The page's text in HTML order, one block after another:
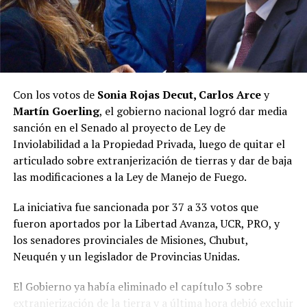
“Hoy, la política misionera se transformó, ve otras
cosas. Y aquel espacio político, que fue muy importante
en la política misionera, perdió la capacidad de
interpretar lo que la sociedad estaba demandando, y hay
Pastori sostuvo que “la Renovación caducó de un día
para el otro” y que Encuentro Misionero, el sello con el
que Rovira reemplazó al Partido de la Concordia Social,
“duró dos meses”; y que “en esa obligación de volver a
generar una política buena, que interprete a la gente y
que Viene, que busca la reelección del gobernador
Passalacqua en 2027.
Volver a los 17
El nuevo bloque, bautizado Por lo que viene, al que
Con los votos de Sonia Rojas Decut, Carlos Arcey
Martín Goerling, el gobierno nacional logró dar media
sanción en el Senado al proyecto de Ley de
Inviolabilidad a la Propiedad Privada, luego de quitar el
articulado sobre extranjerización de tierras y dar de baja
las modificaciones a la Ley de Manejo de Fuego.
La iniciativa fue sancionada por 37 a 33 votos que
fueron aportados por la Libertad Avanza, UCR, PRO, y
los senadores provinciales de Misiones, Chubut,
Neuquén y un legislador de Provincias Unidas.
El Gobierno ya había eliminado el capítulo 3 sobre
extranjerización de la tierra y a última hora debió excluir